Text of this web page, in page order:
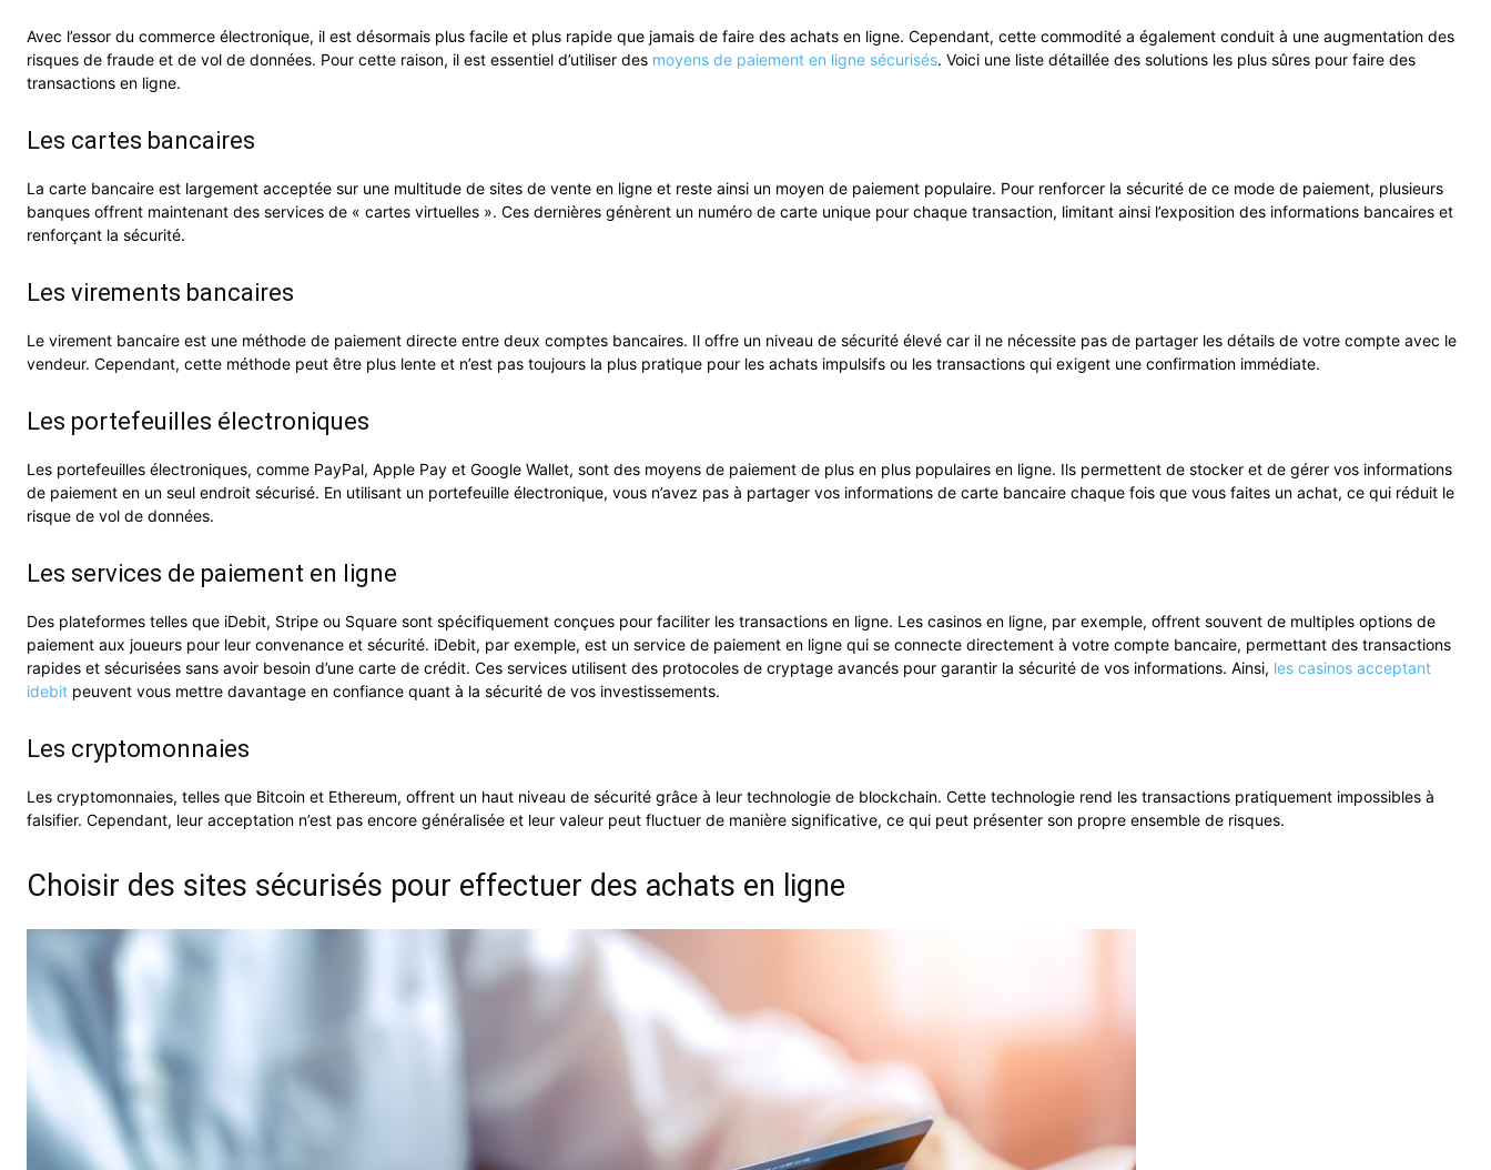
Avec l’essor du commerce électronique, il est désormais plus facile et plus rapide que jamais de faire des achats en ligne. Cependant, cette commodité a également conduit à une augmentation des
risques de fraude et de vol de données. Pour cette raison, il est essentiel d’utiliser des moyens de paiement en ligne sécurisés. Voici une liste détaillée des solutions les plus sûres pour faire des
transactions en ligne.
Les cartes bancaires
La carte bancaire est largement acceptée sur une multitude de sites de vente en ligne et reste ainsi un moyen de paiement populaire. Pour renforcer la sécurité de ce mode de paiement, plusieurs
banques offrent maintenant des services de « cartes virtuelles ». Ces dernières génèrent un numéro de carte unique pour chaque transaction, limitant ainsi l’exposition des informations bancaires et
renforçant la sécurité.
Les virements bancaires
Le virement bancaire est une méthode de paiement directe entre deux comptes bancaires. Il offre un niveau de sécurité élevé car il ne nécessite pas de partager les détails de votre compte avec le
vendeur. Cependant, cette méthode peut être plus lente et n’est pas toujours la plus pratique pour les achats impulsifs ou les transactions qui exigent une confirmation immédiate.
Les portefeuilles électroniques
Les portefeuilles électroniques, comme PayPal, Apple Pay et Google Wallet, sont des moyens de paiement de plus en plus populaires en ligne. Ils permettent de stocker et de gérer vos informations
de paiement en un seul endroit sécurisé. En utilisant un portefeuille électronique, vous n’avez pas à partager vos informations de carte bancaire chaque fois que vous faites un achat, ce qui réduit le
risque de vol de données.
Les services de paiement en ligne
Des plateformes telles que iDebit, Stripe ou Square sont spécifiquement conçues pour faciliter les transactions en ligne. Les casinos en ligne, par exemple, offrent souvent de multiples options de
paiement aux joueurs pour leur convenance et sécurité. iDebit, par exemple, est un service de paiement en ligne qui se connecte directement à votre compte bancaire, permettant des transactions
rapides et sécurisées sans avoir besoin d’une carte de crédit. Ces services utilisent des protocoles de cryptage avancés pour garantir la sécurité de vos informations. Ainsi, les casinos acceptant
idebit peuvent vous mettre davantage en confiance quant à la sécurité de vos investissements.
Les cryptomonnaies
Les cryptomonnaies, telles que Bitcoin et Ethereum, offrent un haut niveau de sécurité grâce à leur technologie de blockchain. Cette technologie rend les transactions pratiquement impossibles à
falsifier. Cependant, leur acceptation n’est pas encore généralisée et leur valeur peut fluctuer de manière significative, ce qui peut présenter son propre ensemble de risques.
Choisir des sites sécurisés pour effectuer des achats en ligne